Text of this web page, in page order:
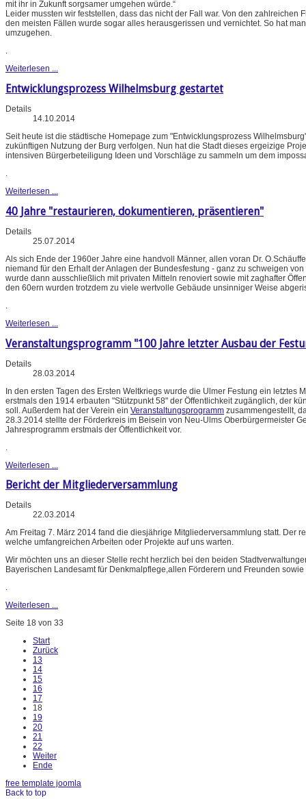
mit ihr in Zukunft sorgsamer umgehen würde.“
Leider mussten wir feststellen, dass das nicht der Fall war. Von den
den meisten Fällen wurde sogar alles herausgerissen und vernichtet. So hat
umzugehen.
.
Weiterlesen ...
Entwicklungsprozess Wilhelmsburg gestartet
Details
14.10.2014
Seit heute ist die städtische Homepage zum "Entwicklungsprozess
zukünftigen Nutzung der Burg verfolgen. Nun hat die Stadt dieses ergeizige
intensiven Bürgerbeteiligung Ideen und Vorschläge zu sammeln um dem
Weiterlesen ...
40 Jahre "restaurieren, dokumentieren, präsentieren"
Details
25.07.2014
Als sich Ende der 1960er Jahre eine handvoll Männer, allen voran Dr.
niemand für den Erhalt der Anlagen der Bundesfestung - ganz zu schweigen
wurde dann ausschließlich mit privaten Mitteln renoviert sowie mit zaghafter
den 60ern wurden trotzdem zu viele wertvolle Gebäude unsinniger Weise
Weiterlesen ...
Veranstaltungsprogramm "100 Jahre letzter Ausbau der
Details
28.03.2014
In den ersten Tagen des Ersten Weltkriegs wurde die Ulmer Festung ein
erstmals den 1914 erbauten "Stützpunkt 58" der Öffentlichkeit zugänglich, der
soll. Außerdem hat der Verein ein Veranstaltungsprogramm zusammengestellt,
28.3.2014 stellte der Förderkreis im Beisein von Neu-Ulms Oberbürgermeister
Jahresprogramm erstmals der Öffentlichkeit vor.
Weiterlesen ...
Bericht der Mitgliederversammlung
Details
22.03.2014
Am Freitag 7. März 2014 fand die diesjährige Mitgliederversammlung statt. Der
welche umfangreichen Arbeiten oder Projekte auf uns warten.
Wir möchten uns an dieser Stelle recht herzlich bei den beiden
Bayerischen Landesamt für Denkmalpflege,allen Förderern und Freunden
.
Weiterlesen ...
Seite 18 von 33
Start
Zurück
13
14
15
16
17
18
19
20
21
22
Weiter
Ende
free template joomla
Back to top